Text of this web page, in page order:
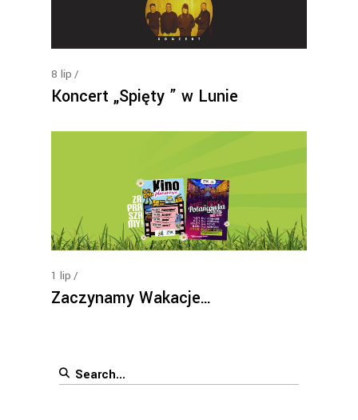
8 lip
Koncert „Spięty ” w Lunie
1 lip
Zaczynamy Wakacje…
Search